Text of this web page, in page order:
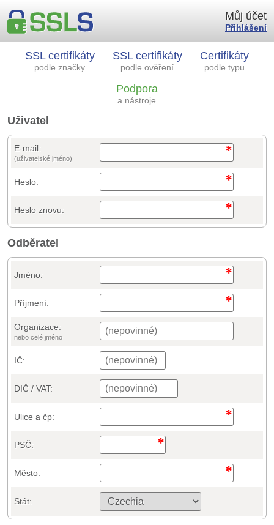
SSL certifikáty
podle značky
SSL certifikáty
podle ověření
Certifikáty
podle typu
Podpora
a nástroje
Můj účet
Přihlášení
Uživatel
E-mail:
(uživatelské jméno)
Heslo:
Heslo znovu:
Odběratel
Jméno:
Příjmení:
Organizace:
nebo celé jméno
IČ:
DIČ / VAT:
Ulice a čp:
PSČ:
Město:
Stát: